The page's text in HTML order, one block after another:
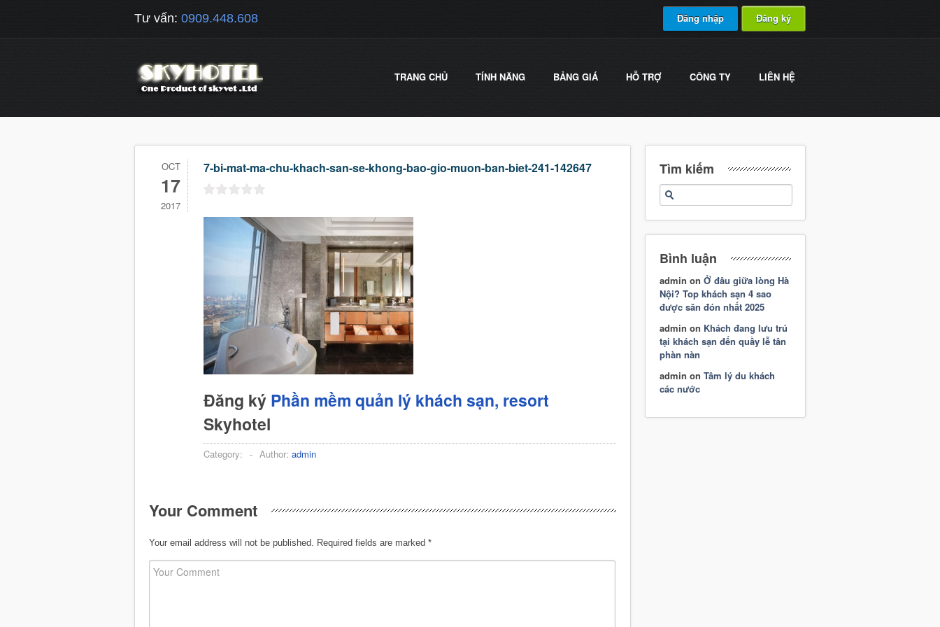
Tư vấn: 0909.448.608 Đăng nhập Đăng ký
TRANG CHỦ TÍNH NĂNG BẢNG GIÁ HỖ TRỢ CÔNG TY LIÊN HỆ
OCT
17
2017
7-bi-mat-ma-chu-khach-san-se-khong-bao-gio-muon-ban-biet-241-142647
Đăng ký Phần mềm quản lý khách sạn, resort
Skyhotel
Category: - Author: admin
Your Comment
Your email address will not be published. Required fields are marked *
Tìm kiếm
Bình luận
admin on Ở đâu giữa lòng Hà
Nội? Top khách sạn 4 sao
được săn đón nhất 2025
admin on Khách đang lưu trú
tại khách sạn đến quầy lễ tân
phàn nàn
admin on Tâm lý du khách
các nước